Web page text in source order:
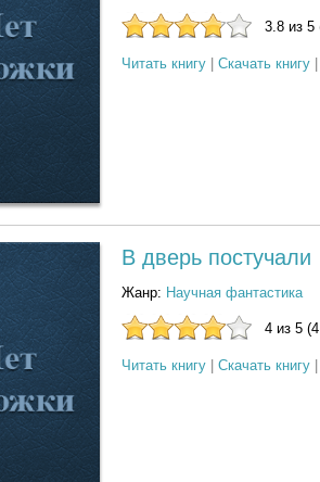
3.8 из 5
Читать книгу Скачать книгу
В дверь постучали
Жанр: Научная фантастика
4 из 5
Читать книгу Скачать книгу